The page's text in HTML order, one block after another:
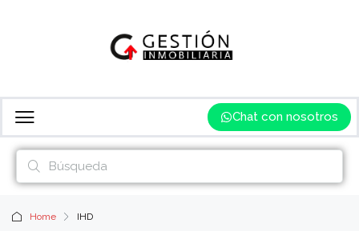
Chat con nosotros
Home IHD